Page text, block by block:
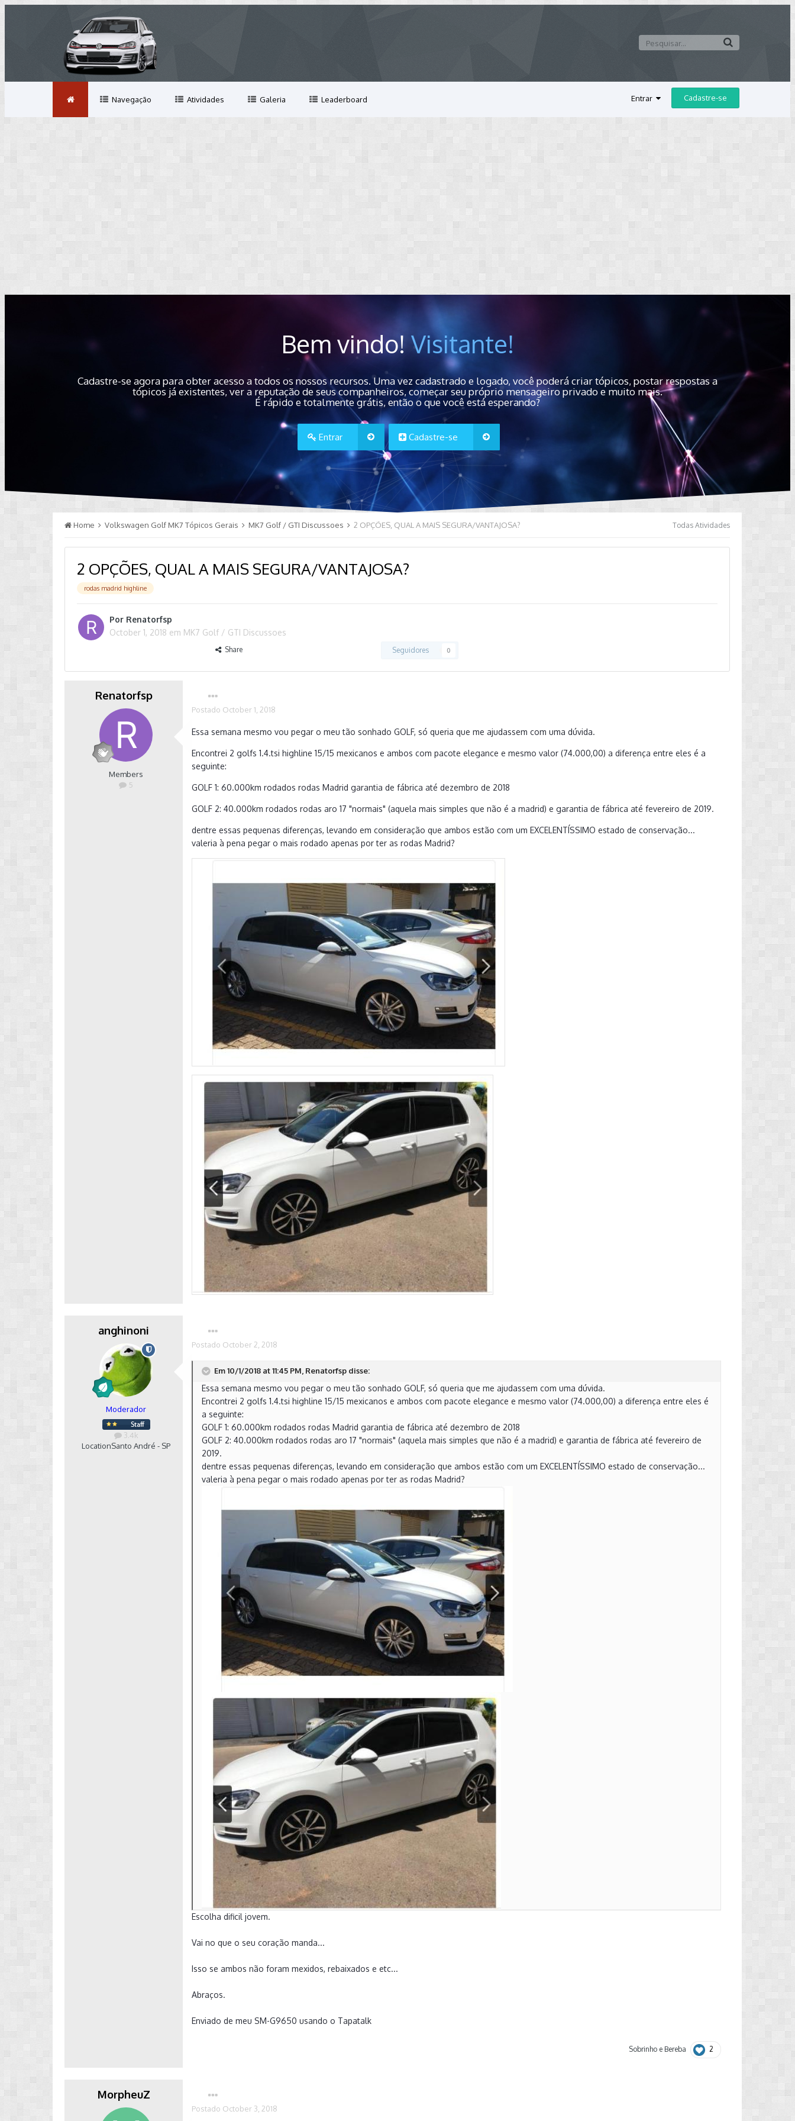
Entrar Cadastre-se
Navegação Atividades Galeria Leaderboard
Bem vindo!Visitante!
Cadastre-se agora para obter acesso a todos os nossos recursos. Uma vez cadastrado e logado, você poderá criar tópicos, postar respostas a
tópicos já existentes, ver a reputação de seus companheiros, começar seu próprio mensageiro privado e muito mais.
É rápido e totalmente grátis, então o que você está esperando?
Entrar Cadastre-se
Todas Atividades
Home Volkswagen Golf MK7 Tópicos Gerais MK7 Golf / GTI Discussoes 2 OPÇÕES, QUAL A MAIS SEGURA/VANTAJOSA?
2 OPÇÕES, QUAL A MAIS SEGURA/VANTAJOSA?
rodas madrid highline
Por Renatorfsp
October 1, 2018 em MK7 Golf / GTI Discussoes
Share Seguidores 0
Renatorfsp
Members
5
Postado October 1, 2018
Essa semana mesmo vou pegar o meu tão sonhado GOLF, só queria que me ajudassem com uma dúvida.
Encontrei 2 golfs 1.4.tsi highline 15/15 mexicanos e ambos com pacote elegance e mesmo valor (74.000,00) a diferença entre eles é a
seguinte:
GOLF 1: 60.000km rodados rodas Madrid garantia de fábrica até dezembro de 2018
GOLF 2: 40.000km rodados rodas aro 17 "normais" (aquela mais simples que não é a madrid) e garantia de fábrica até fevereiro de 2019.
dentre essas pequenas diferenças, levando em consideração que ambos estão com um EXCELENTÍSSIMO estado de conservação...
valeria à pena pegar o mais rodado apenas por ter as rodas Madrid?
anghinoni
Moderador
3.4k
LocationSanto André - SP
Postado October 2, 2018
Em 10/1/2018 at 11:45 PM, Renatorfsp disse:
Essa semana mesmo vou pegar o meu tão sonhado GOLF, só queria que me ajudassem com uma dúvida.
Encontrei 2 golfs 1.4.tsi highline 15/15 mexicanos e ambos com pacote elegance e mesmo valor (74.000,00) a diferença entre eles é
a seguinte:
GOLF 1: 60.000km rodados rodas Madrid garantia de fábrica até dezembro de 2018
GOLF 2: 40.000km rodados rodas aro 17 "normais" (aquela mais simples que não é a madrid) e garantia de fábrica até fevereiro de
2019.
dentre essas pequenas diferenças, levando em consideração que ambos estão com um EXCELENTÍSSIMO estado de conservação...
valeria à pena pegar o mais rodado apenas por ter as rodas Madrid?
Escolha dificil jovem.
Vai no que o seu coração manda...
Isso se ambos não foram mexidos, rebaixados e etc...
Abraços.
Enviado de meu SM-G9650 usando o Tapatalk
Sobrinho e Bereba 2
MorpheuZ
Postado October 3, 2018